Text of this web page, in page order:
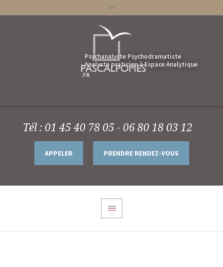
Tél : 01 45 40 78 05 - 06 80 18 03 12
APPELER PRENDRE RENDEZ-VOUS